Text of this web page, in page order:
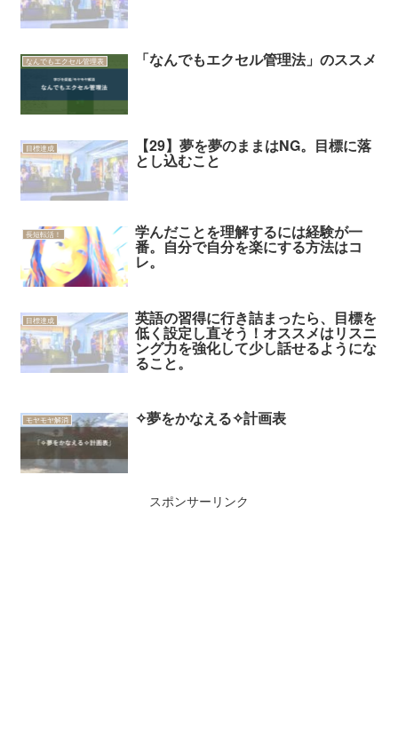
なんでもエクセル管理表 「なんでもエクセル管理法」のススメ
目標達成 【29】夢を夢のままはNG。目標に落
とし込むこと
長短転活！ 学んだことを理解するには経験が一
番。自分で自分を楽にする方法はコ
レ。
目標達成 英語の習得に行き詰まったら、目標を
低く設定し直そう！オススメはリスニ
ング力を強化して少し話せるようにな
ること。
モヤモヤ解消 ✧夢をかなえる✧計画表
スポンサーリンク